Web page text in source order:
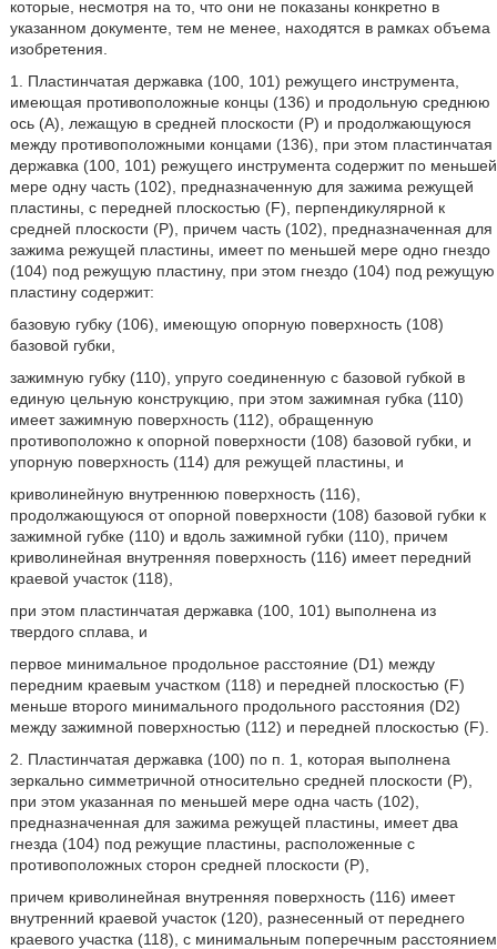
которые, несмотря на то, что они не показаны конкретно в
указанном документе, тем не менее, находятся в рамках объема
изобретения.
1. Пластинчатая державка (100, 101) режущего инструмента,
имеющая противоположные концы (136) и продольную среднюю
ось (А), лежащую в средней плоскости (Р) и продолжающуюся
между противоположными концами (136), при этом пластинчатая
державка (100, 101) режущего инструмента содержит по меньшей
мере одну часть (102), предназначенную для зажима режущей
пластины, с передней плоскостью (F), перпендикулярной к
средней плоскости (Р), причем часть (102), предназначенная для
зажима режущей пластины, имеет по меньшей мере одно гнездо
(104) под режущую пластину, при этом гнездо (104) под режущую
пластину содержит:
базовую губку (106), имеющую опорную поверхность (108)
базовой губки,
зажимную губку (110), упруго соединенную с базовой губкой в
единую цельную конструкцию, при этом зажимная губка (110)
имеет зажимную поверхность (112), обращенную
противоположно к опорной поверхности (108) базовой губки, и
упорную поверхность (114) для режущей пластины, и
криволинейную внутреннюю поверхность (116),
продолжающуюся от опорной поверхности (108) базовой губки к
зажимной губке (110) и вдоль зажимной губки (110), причем
криволинейная внутренняя поверхность (116) имеет передний
краевой участок (118),
при этом пластинчатая державка (100, 101) выполнена из
твердого сплава, и
первое минимальное продольное расстояние (D1) между
передним краевым участком (118) и передней плоскостью (F)
меньше второго минимального продольного расстояния (D2)
между зажимной поверхностью (112) и передней плоскостью (F).
2. Пластинчатая державка (100) по п. 1, которая выполнена
зеркально симметричной относительно средней плоскости (Р),
при этом указанная по меньшей мере одна часть (102),
предназначенная для зажима режущей пластины, имеет два
гнезда (104) под режущие пластины, расположенные с
противоположных сторон средней плоскости (Р),
причем криволинейная внутренняя поверхность (116) имеет
внутренний краевой участок (120), разнесенный от переднего
краевого участка (118), с минимальным поперечным расстоянием